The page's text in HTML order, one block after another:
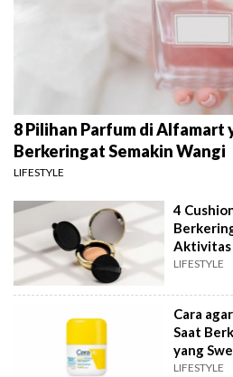
8 Pilihan Parfum di Alfamart
Berkeringat Semakin Wangi
LIFESTYLE
4
Aktivitas
LIFESTYLE
Cara
Saat
yang
Ulasannya
LIFESTYLE